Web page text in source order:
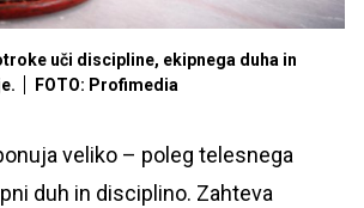
uči discipline, ekipnega duha in
FOTO: Profimedia
veliko – poleg telesnega
duh in disciplino. Zahteva